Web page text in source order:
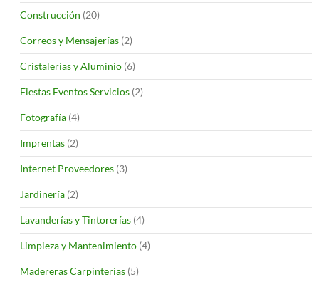
Construcción (20)
Correos y Mensajerías (2)
Cristalerías y Aluminio (6)
Fiestas Eventos Servicios (2)
Fotografía (4)
Imprentas (2)
Internet Proveedores (3)
Jardinería (2)
Lavanderías y Tintorerías (4)
Limpieza y Mantenimiento (4)
Madereras Carpinterías (5)